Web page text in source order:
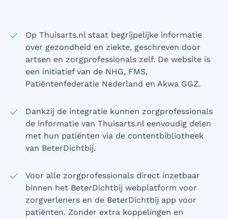
Op Thuisarts.nl staat begrijpelijke informatie
over gezondheid en ziekte, geschreven door
artsen en zorgprofessionals zelf. De website is
een initiatief van de NHG, FMS,
Patiëntenfederatie Nederland en Akwa GGZ.
Dankzij de integratie kunnen zorgprofessionals
de informatie van Thuisarts.nl eenvoudig delen
met hun patiënten via de contentbibliotheek
van BeterDichtbij.
Voor alle zorgprofessionals direct inzetbaar
binnen het BeterDichtbij webplatform voor
zorgverleners en de BeterDichtbij app voor
patiënten. Zonder extra koppelingen en